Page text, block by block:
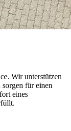
Wir unterstützen
für einen
eines